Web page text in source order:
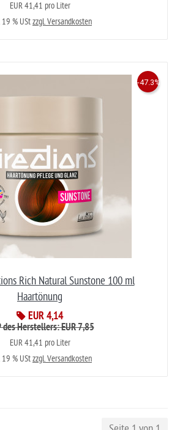
EUR 41,41 pro Liter
19 % UStzzgl. Versandkosten
Rich Natural Sunstone 100 ml
Haartönung
EUR 4,14
-47.3%
des Herstellers: EUR 7,85
EUR 41,41 pro Liter
19 % UStzzgl. Versandkosten